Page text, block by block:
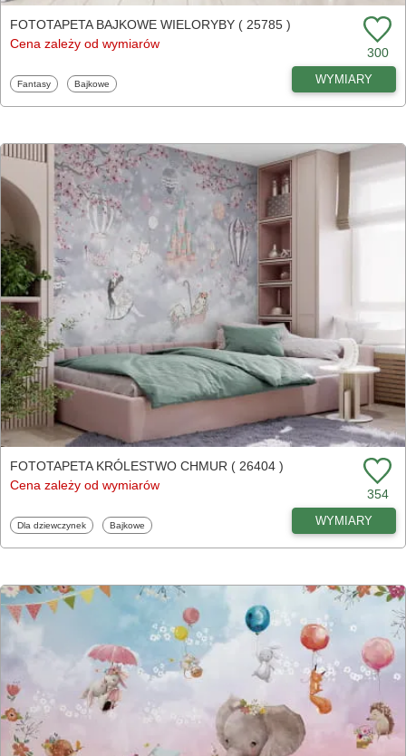
FOTOTAPETA BAJKOWE WIELORYBY ( 25785 )
Cena zależy od wymiarów
300
Fototapety
Fantasy Fototapety
Bajkowe WYMIARY
FOTOTAPETA KRÓLESTWO CHMUR ( 26404 )
Cena zależy od wymiarów
354
Fototapety
Dla dziewczynek Fototapety
Bajkowe WYMIARY